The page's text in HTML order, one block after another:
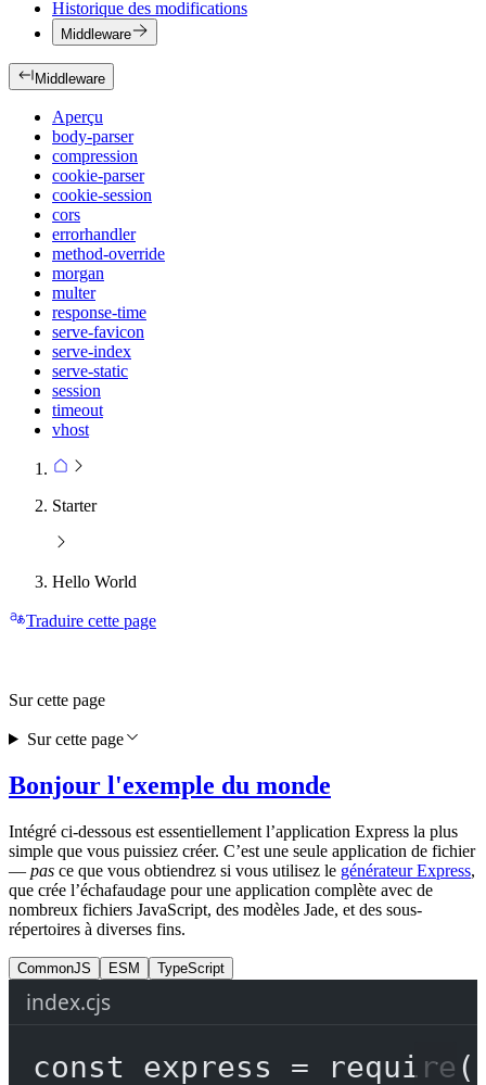
Historique des modifications
Middleware
Middleware
Aperçu
body-parser
compression
cookie-parser
cookie-session
cors
errorhandler
method-override
morgan
multer
response-time
serve-favicon
serve-index
serve-static
session
timeout
vhost
Starter
Hello World
Traduire cette page
Bonjour l'exemple du monde
Intégré ci-dessous est essentiellement l’application Express la plus
simple que vous puissiez créer. C’est une seule application de fichier
— pas ce que vous obtiendrez si vous utilisez le générateur Express,
que crée l’échafaudage pour une application complète avec de
nombreux fichiers JavaScript, des modèles Jade, et des sous-
répertoires à diverses fins.
CommonJS ESM TypeScript
index.cjs
const express = require (
Sur cette page
Sur cette page